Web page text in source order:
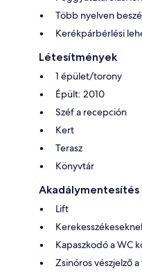
Több nyelven
Kerékpárbérlési
Létesítmények
1 épület/torony
Épült: 2010
Széf a recepción
Kert
Terasz
Könyvtár
Akadálymentesítés
Lift
Kapaszkodó a WC
Zsinóros vészjelző